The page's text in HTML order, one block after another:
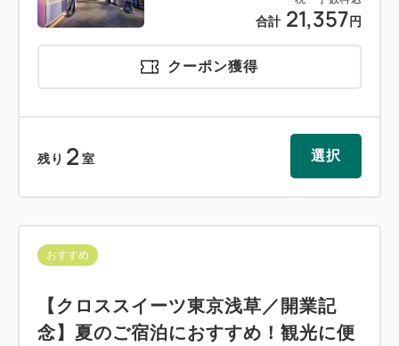
合計 21,357 円
クーポン獲得
残り 2 室 選択
おすすめ
【クロススイーツ東京浅草／開業記
念】夏のご宿泊におすすめ！観光に便